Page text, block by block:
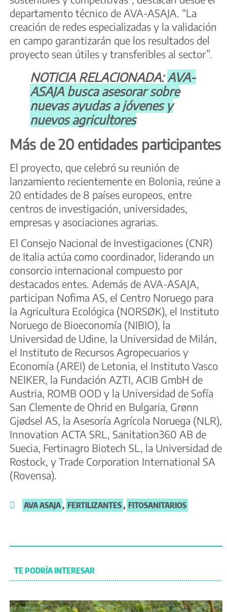
departamento técnico de AVA-ASAJA. “La
creación de redes especializadas y la validación
en campo garantizarán que los resultados del
proyecto sean útiles y transferibles al sector”.
NOTICIA RELACIONADA:AVA-
ASAJA busca asesorar sobre
nuevas ayudas a jóvenes y
nuevos agricultores
Más de 20 entidades participantes
El proyecto, que celebró su reunión de
lanzamiento recientemente en Bolonia, reúne a
20 entidades de 8 países europeos, entre
centros de investigación, universidades,
empresas y asociaciones agrarias.
El Consejo Nacional de Investigaciones (CNR)
de Italia actúa como coordinador, liderando un
consorcio internacional compuesto por
destacados entes. Además de AVA-ASAJA,
participan Nofima AS, el Centro Noruego para
la Agricultura Ecológica (NORSØK), el Instituto
Noruego de Bioeconomía (NIBIO), la
Universidad de Udine, la Universidad de Milán,
el Instituto de Recursos Agropecuarios y
Economía (AREI) de Letonia, el Instituto Vasco
NEIKER, la Fundación AZTI, ACIB GmbH de
Austria, ROMB OOD y la Universidad de Sofía
San Clemente de Ohrid en Bulgaria, Grønn
Gjødsel AS, la Asesoría Agrícola Noruega (NLR),
Innovation ACTA SRL, Sanitation360 AB de
Suecia, Fertinagro Biotech SL, la Universidad de
Rostock, y Trade Corporation International SA
(Rovensa).
AVA ASAJA, FERTILIZANTES, FITOSANITARIOS
TE PODRÍA INTERESAR